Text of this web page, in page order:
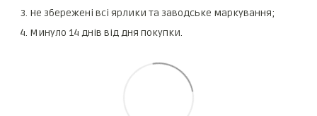
Не збережені всі ярлики та заводське маркування;
Минуло 14 днів від дня покупки.